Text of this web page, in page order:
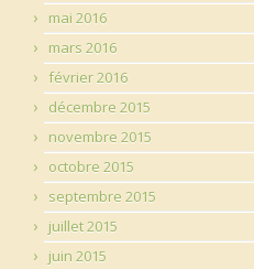
mai 2016
mars 2016
février 2016
décembre 2015
novembre 2015
octobre 2015
septembre 2015
juillet 2015
juin 2015